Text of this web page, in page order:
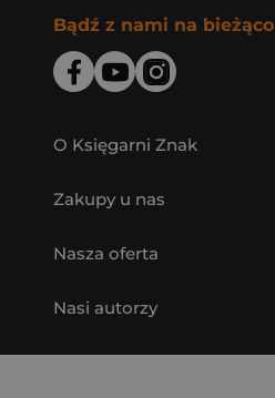
Bądź z nami na bieżąco
O Księgarni Znak
Zakupy u nas
Nasza oferta
Nasi autorzy